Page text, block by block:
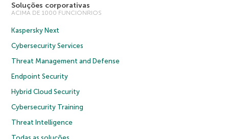
Soluções corporativas
ACIMA DE 1000 FUNCIONRIOS
Kaspersky Next
Cybersecurity Services
Threat Management and Defense
Endpoint Security
Hybrid Cloud Security
Cybersecurity Training
Threat Intelligence